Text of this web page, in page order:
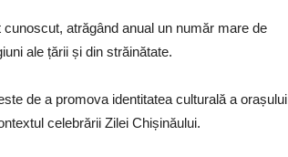
atrăgând anual un număr mare de
ale țării și din străinătate.
de a promova identitatea culturală a orașului
celebrării Zilei Chișinăului.